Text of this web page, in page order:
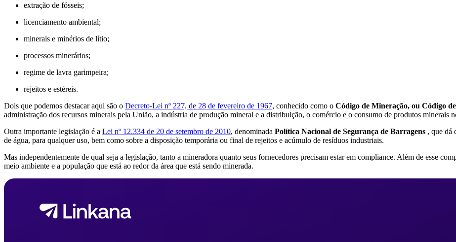
extração de fósseis;
licenciamento ambiental;
minerais e minérios de lítio;
processos minerários;
regime de lavra garimpeira;
rejeitos e estéreis.
Dois que podemos destacar aqui são o Decreto-Lei nº 227, de 28 de fevereiro de 1967, conhecido como o Código de Mineração, ou Código
administração dos recursos minerais pela União, a indústria de produção mineral e a distribuição, o comércio e o consumo de produtos minerais
Outra importante legislação é a Lei nº 12.334 de 20 de setembro de 2010, denominada Política Nacional de Segurança de Barragens , que dá
de água, para qualquer uso, bem como sobre a disposição temporária ou final de rejeitos e acúmulo de resíduos industriais.
Mas independentemente de qual seja a legislação, tanto a mineradora quanto seus fornecedores precisam estar em compliance. Além de esse
meio ambiente e a população que está ao redor da área que está sendo minerada.